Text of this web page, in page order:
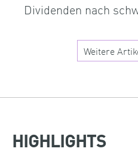
Dividenden nach
Weitere
HIGHLIGHTS